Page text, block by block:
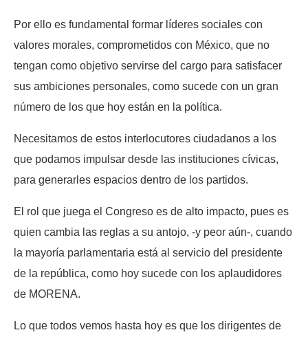
Por ello es fundamental formar líderes sociales con
valores morales, comprometidos con México, que no
tengan como objetivo servirse del cargo para satisfacer
sus ambiciones personales, como sucede con un gran
número de los que hoy están en la política.
Necesitamos de estos interlocutores ciudadanos a los
que podamos impulsar desde las instituciones cívicas,
para generarles espacios dentro de los partidos.
El rol que juega el Congreso es de alto impacto, pues es
quien cambia las reglas a su antojo, -y peor aún-, cuando
la mayoría parlamentaria está al servicio del presidente
de la república, como hoy sucede con los aplaudidores
de MORENA.
Lo que todos vemos hasta hoy es que los dirigentes de